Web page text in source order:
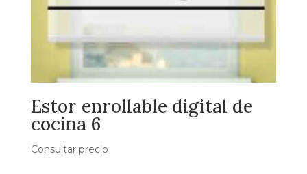
Estor enrollable digital de
cocina 6
Consultar precio